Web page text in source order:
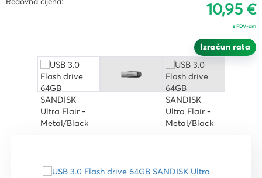
Redovna cijena:
10,95 €
s PDV-om
Izračun rata